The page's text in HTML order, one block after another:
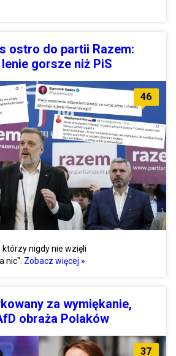
ostro do partii Razem:
gorsze niż PiS
46
nigdy nie wzięli
nic". Zobacz więcej »
za wymiękanie,
obraża Polaków
37